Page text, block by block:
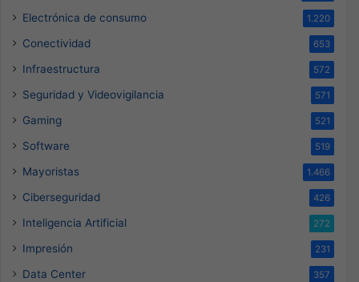
Electrónica de consumo 1.220
Conectividad 653
Infraestructura 572
Seguridad y Videovigilancia 571
Gaming 521
Software 519
Mayoristas 1.466
Ciberseguridad 426
Inteligencia Artificial 272
Impresión 231
Data Center 357